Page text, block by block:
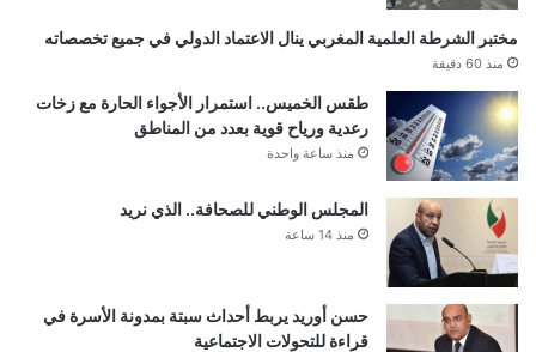
مختبر الشرطة العلمية المغربي ينال الاعتماد الدولي في جميع تخصصاته
منذ 60 دقيقة
طقس الخميس.. استمرار الأجواء الحارة مع زخات
رعدية ورياح قوية بعدد من المناطق
منذ ساعة واحدة
المجلس الوطني للصحافة.. الذي نريد
منذ 14 ساعة
حسن أوريد يربط أحداث سبتة بمدونة الأسرة في
قراءة للتحولات الاجتماعية